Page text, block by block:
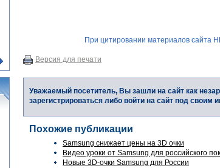
При цитировании материалов сайта
Версия для печати
Уважаемый посетитель, Вы зашли на сайт как
зарегистрироваться либо войти на сайт под своим
Похожие публикации
Samsung снижает цены на 3D очки
Видео уроки от Samsung для российского
Новые 3D-очки Samsung для России